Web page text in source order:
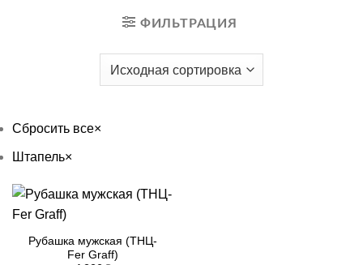
ФИЛЬТРАЦИЯ
Сбросить все×
Штапель×
Рубашка мужская (ТНЦ-
Fer Graff)